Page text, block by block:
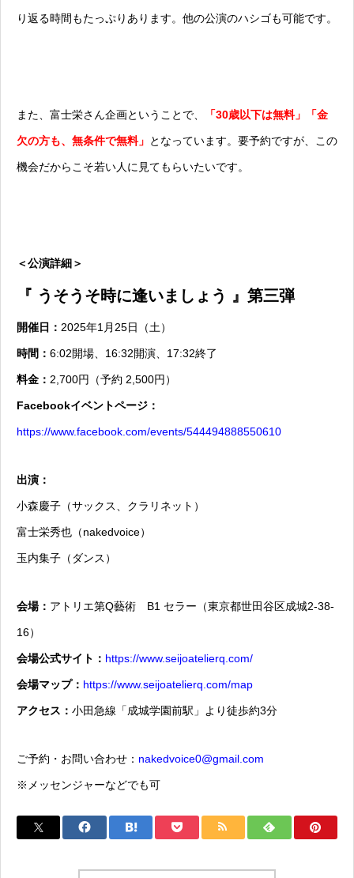
り返る時間もたっぷりあります。他の公演のハシゴも可能です。
また、富士栄さん企画ということで、 「30歳以下は無料」「金
欠の方も、無条件で無料」 となっています。要予約ですが、この
機会だからこそ若い人に見てもらいたいです。
＜公演詳細＞
『 うそうそ時に逢いましょう 』第三弾
開催日： 2025年1月25日（土）
時間： 6:02開場、16:32開演、17:32終了
料金： 2,700円（予約 2,500円）
Facebookイベントページ：
https://www.facebook.com/events/544494888550610
出演：
小森慶子（サックス、クラリネット）
富士栄秀也（nakedvoice）
玉内集子（ダンス）
会場： アトリエ第Q藝術 B1 セラー（東京都世田谷区成城2-38-
16）
会場公式サイト： https://www.seijoatelierq.com/
会場マップ： https://www.seijoatelierq.com/map
アクセス： 小田急線「成城学園前駅」より徒歩約3分
ご予約・お問い合わせ： nakedvoice0@gmail.com
※メッセンジャーなどでも可